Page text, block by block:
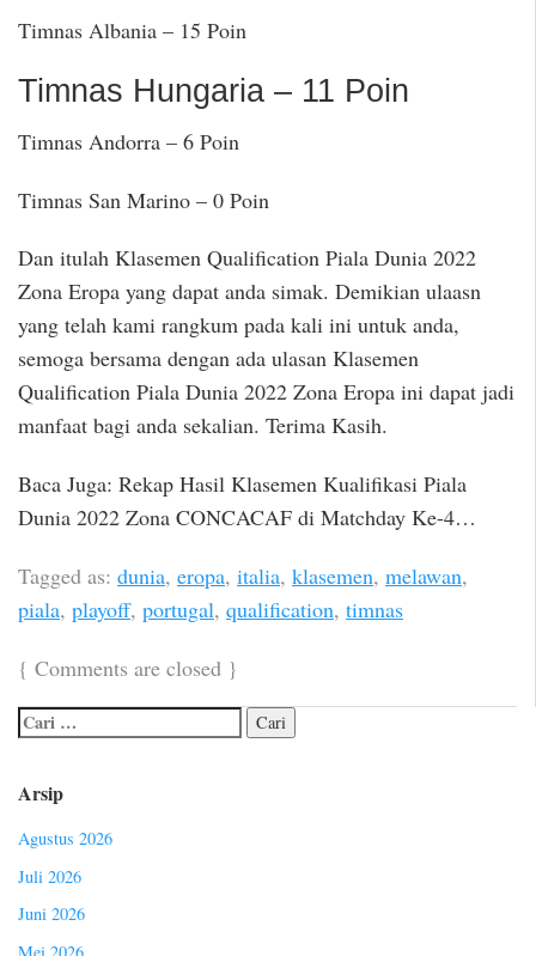
Timnas Albania – 15 Poin
Timnas Hungaria – 11 Poin
Timnas Andorra – 6 Poin
Timnas San Marino – 0 Poin
Dan itulah Klasemen Qualification Piala Dunia 2022
Zona Eropa yang dapat anda simak. Demikian ulaasn
yang telah kami rangkum pada kali ini untuk anda,
semoga bersama dengan ada ulasan Klasemen
Qualification Piala Dunia 2022 Zona Eropa ini dapat jadi
manfaat bagi anda sekalian. Terima Kasih.
Baca Juga: Rekap Hasil Klasemen Kualifikasi Piala
Dunia 2022 Zona CONCACAF di Matchday Ke-4…
Tagged as: dunia, eropa, italia, klasemen, melawan,
piala, playoff, portugal, qualification, timnas
{ Comments are closed }
Arsip
Agustus 2026
Juli 2026
Juni 2026